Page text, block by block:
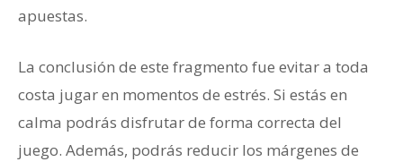
apuestas.
La conclusión de este fragmento fue evitar a toda
costa jugar en momentos de estrés. Si estás en
calma podrás disfrutar de forma correcta del
juego. Además, podrás reducir los márgenes de